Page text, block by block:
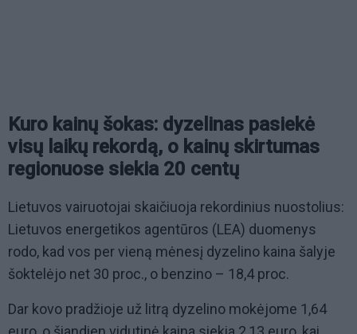
Kuro kainų šokas: dyzelinas pasiekė
visų laikų rekordą, o kainų skirtumas
regionuose siekia 20 centų
Lietuvos vairuotojai skaičiuoja rekordinius nuostolius:
Lietuvos energetikos agentūros (LEA) duomenys
rodo, kad vos per vieną mėnesį dyzelino kaina šalyje
šoktelėjo net 30 proc., o benzino – 18,4 proc.
Dar kovo pradžioje už litrą dyzelino mokėjome 1,64